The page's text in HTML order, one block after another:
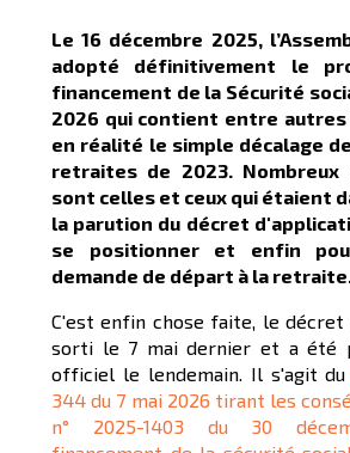
Le 16 décembre 2025,
adopté définitivement le
financement de la Sécurité
2026 qui contient entre autres
en réalité le simple décalage
retraites de 2023. Nombreux
sont celles et ceux qui étaient
la parution du décret
se positionner et enfin
demande de départ à la
C'est enfin chose faite, le
sorti le 7 mai dernier et a été
officiel le lendemain. Il s'agit
344 du 7 mai 2026 tirant les
n° 2025-1403 du 30